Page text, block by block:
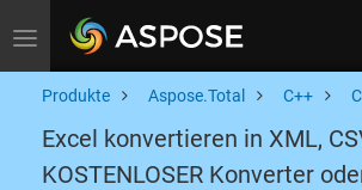
Toggle navigation
Produkte Aspose.Total C++
Excel konvertieren in XML,
KOSTENLOSER Konverter